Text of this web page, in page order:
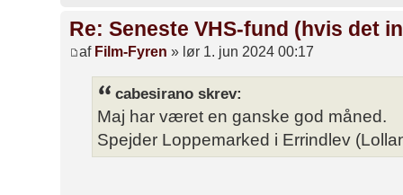
Re: Seneste VHS-fund (hvis det
af Film-Fyren » lør 1. jun 2024 00:17
cabesirano skrev:
Maj har været en ganske god måned.
Spejder Loppemarked i Errindlev